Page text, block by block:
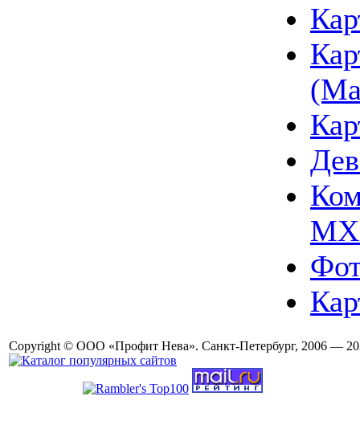
Copyright © ООО «Профит Нева». Санкт-Петербург, 2006 —